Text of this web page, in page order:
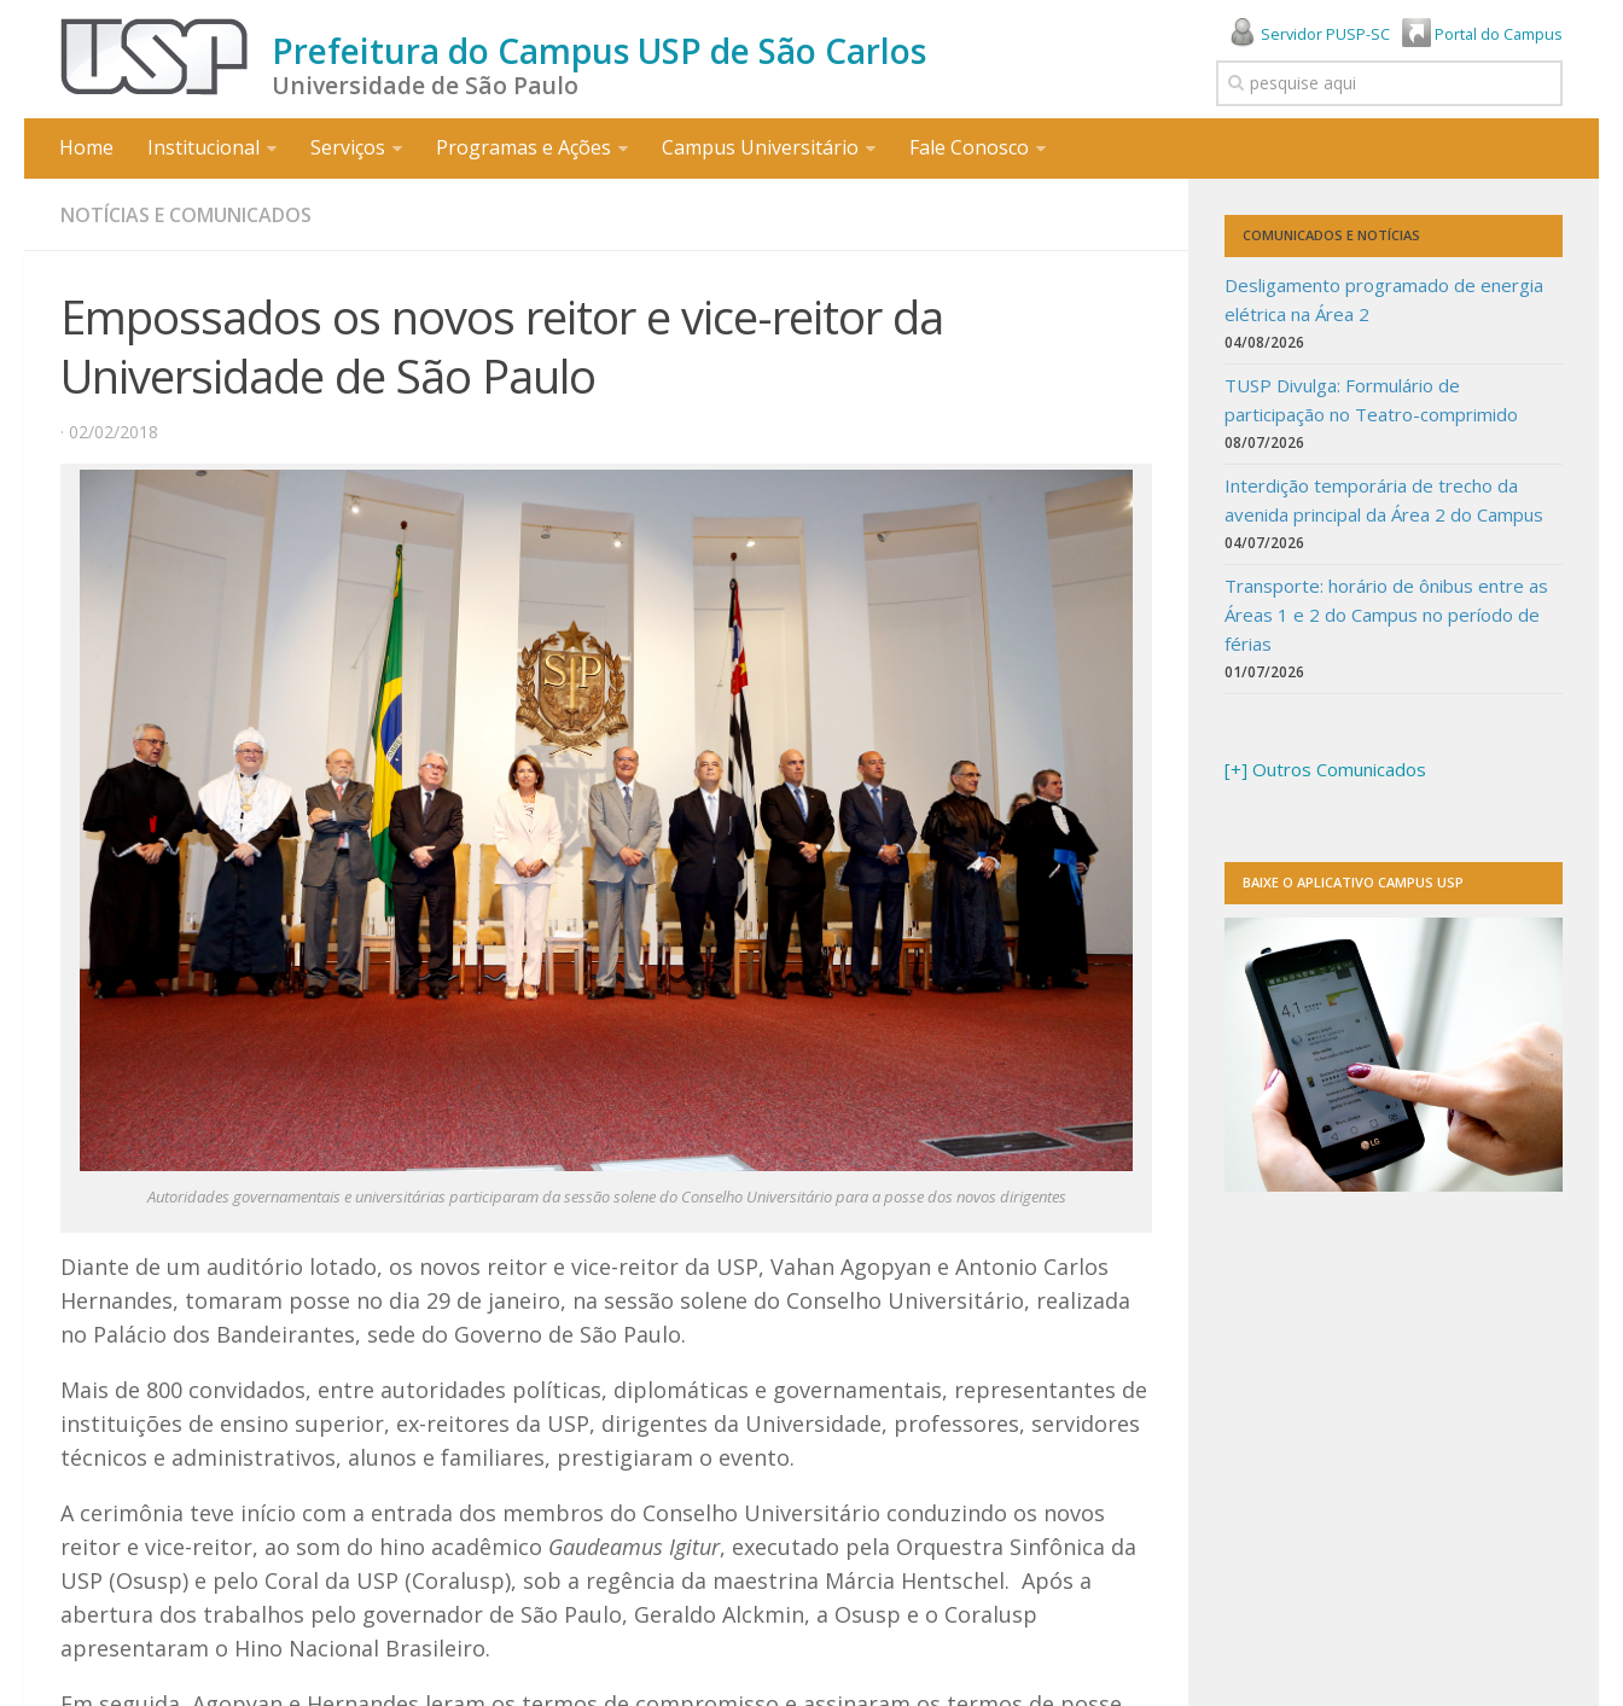
Servidor PUSP-SC Portal do Campus
Prefeitura do Campus USP de São Carlos
Universidade de São Paulo
Home Institucional Serviços Programas e Ações Campus Universitário Fale Conosco
NOTÍCIAS E COMUNICADOS
Empossados os novos reitor e vice-reitor da
Universidade de São Paulo
· 02/02/2018
Autoridades governamentais e universitárias participaram da sessão solene do Conselho Universitário para a posse dos novos dirigentes
Diante de um auditório lotado, os novos reitor e vice-reitor da USP, Vahan Agopyan e Antonio Carlos
Hernandes, tomaram posse no dia 29 de janeiro, na sessão solene do Conselho Universitário, realizada
no Palácio dos Bandeirantes, sede do Governo de São Paulo.
Mais de 800 convidados, entre autoridades políticas, diplomáticas e governamentais, representantes de
instituições de ensino superior, ex-reitores da USP, dirigentes da Universidade, professores, servidores
técnicos e administrativos, alunos e familiares, prestigiaram o evento.
A cerimônia teve início com a entrada dos membros do Conselho Universitário conduzindo os novos
reitor e vice-reitor, ao som do hino acadêmico Gaudeamus Igitur, executado pela Orquestra Sinfônica da
USP (Osusp) e pelo Coral da USP (Coralusp), sob a regência da maestrina Márcia Hentschel. Após a
abertura dos trabalhos pelo governador de São Paulo, Geraldo Alckmin, a Osusp e o Coralusp
apresentaram o Hino Nacional Brasileiro.
COMUNICADOS E NOTÍCIAS
Desligamento programado de energia
elétrica na Área 2
04/08/2026
TUSP Divulga: Formulário de
participação no Teatro-comprimido
08/07/2026
Interdição temporária de trecho da
avenida principal da Área 2 do Campus
04/07/2026
Transporte: horário de ônibus entre as
Áreas 1 e 2 do Campus no período de
férias
01/07/2026
[+] Outros Comunicados
BAIXE O APLICATIVO CAMPUS USP